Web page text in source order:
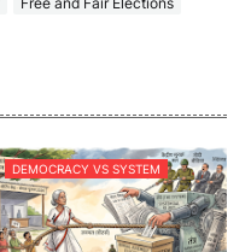
DEMOCRACY VS SYSTEM